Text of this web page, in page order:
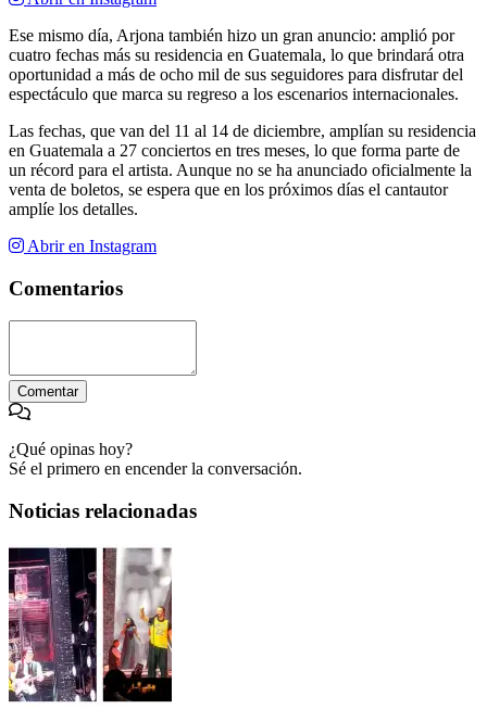
Ese mismo día, Arjona también hizo un gran anuncio: amplió por
cuatro fechas más su residencia en Guatemala, lo que brindará otra
oportunidad a más de ocho mil de sus seguidores para disfrutar del
espectáculo que marca su regreso a los escenarios internacionales.
Las fechas, que van del 11 al 14 de diciembre, amplían su residencia
en Guatemala a 27 conciertos en tres meses, lo que forma parte de
un récord para el artista. Aunque no se ha anunciado oficialmente la
venta de boletos, se espera que en los próximos días el cantautor
amplíe los detalles.
Abrir en Instagram
Comentarios
Comentar
¿Qué opinas hoy?
Sé el primero en encender la conversación.
Noticias relacionadas